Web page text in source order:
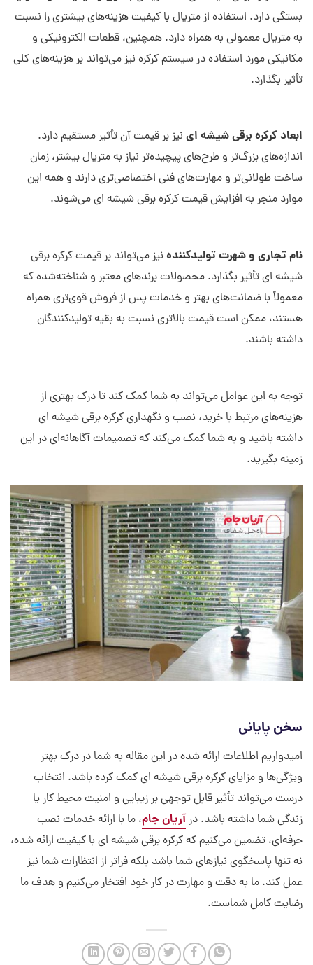
بستگی دارد. استفاده از متریال با کیفیت هزینه‌های بیشتری را نسبت
به متریال معمولی به همراه دارد. همچنین، قطعات الکترونیکی و
مکانیکی مورد استفاده در سیستم کرکره نیز می‌تواند بر هزینه‌های کلی
تأثیر بگذارد.
ابعاد کرکره برقی شیشه ای نیز بر قیمت آن تأثیر مستقیم دارد.
اندازه‌های بزرگ‌تر و طرح‌های پیچیده‌تر نیاز به متریال بیشتر، زمان
ساخت طولانی‌تر و مهارت‌های فنی اختصاصی‌تری دارند و همه این
موارد منجر به افزایش قیمت کرکره برقی شیشه ای می‌شوند.
نام تجاری و شهرت تولیدکننده نیز می‌تواند بر قیمت کرکره برقی
شیشه ای تأثیر بگذارد. محصولات برندهای معتبر و شناخته‌شده که
معمولاً با ضمانت‌های بهتر و خدمات پس از فروش قوی‌تری همراه
هستند، ممکن است قیمت بالاتری نسبت به بقیه تولیدکنندگان
داشته باشند.
توجه به این عوامل می‌تواند به شما کمک کند تا درک بهتری از
هزینه‌های مرتبط با خرید، نصب و نگهداری کرکره برقی شیشه ای
داشته باشید و به شما کمک می‌کند که تصمیمات آگاهانه‌ای در این
زمینه بگیرید.
سخن پایانی
امیدواریم اطلاعات ارائه شده در این مقاله به شما در درک بهتر
ویژگی‌ها و مزایای کرکره برقی شیشه ای کمک کرده باشد. انتخاب
درست می‌تواند تأثیر قابل توجهی بر زیبایی و امنیت محیط کار یا
زندگی شما داشته باشد. درآریان جام، ما با ارائه خدمات نصب
حرفه‌ای، تضمین می‌کنیم که کرکره برقی شیشه ای با کیفیت ارائه شده،
نه تنها پاسخگوی نیازهای شما باشد بلکه فراتر از انتظارات شما نیز
عمل کند. ما به دقت و مهارت در کار خود افتخار می‌کنیم و هدف ما
رضایت کامل شماست.